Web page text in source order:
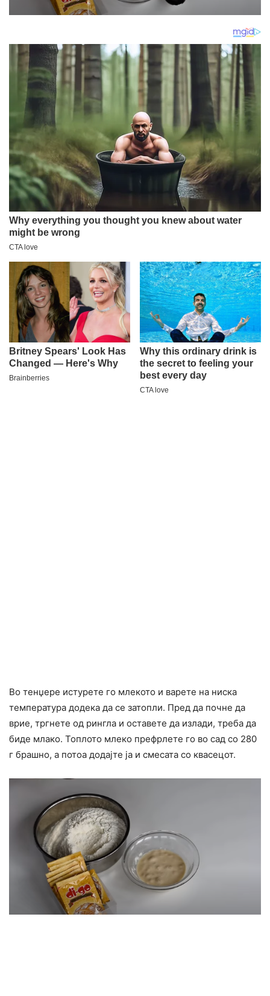
Во тенџере истурете го млекото и варете на ниска
температура додека да се затопли. Пред да почне да
врие, тргнете од рингла и оставете да излади, треба да
биде млако. Топлото млеко префрлете го во сад со 280
г брашно, а потоа додајте ја и смесата со квасецот.